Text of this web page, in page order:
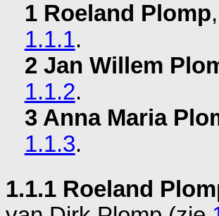
1 Roeland Plomp
1.1.1.
2 Jan Willem
1.1.2.
3 Anna Maria
1.1.3.
1.1.1 Roeland